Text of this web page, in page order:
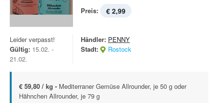
Preis: € 2,99
Leider verpasst!
Gültig: 15.02. -
21.02.
Händler: PENNY
Stadt:
Rostock
€ 59,80 / kg - Mediterraner Gemüse Allrounder, je 50 g oder
Hähnchen Allrounder, je 79 g